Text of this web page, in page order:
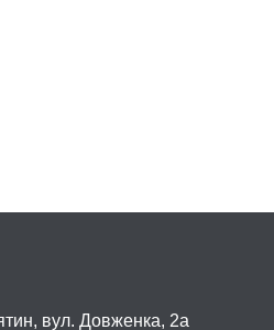
вул. Довженка, 2а